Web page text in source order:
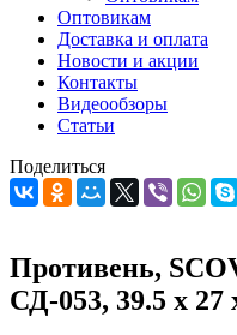
Оптовикам
Доставка и оплата
Новости и акции
Контакты
Видеообзоры
Статьи
Поделиться
Противень,
СД-053, 39.5 х 27